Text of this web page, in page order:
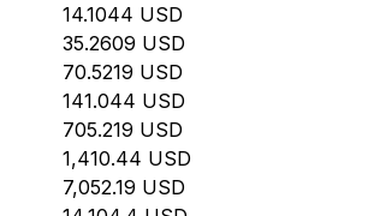
14.1044 USD
35.2609 USD
70.5219 USD
141.044 USD
705.219 USD
1,410.44 USD
7,052.19 USD